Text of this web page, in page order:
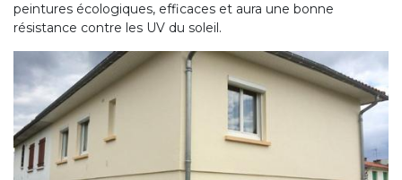
peintures écologiques, efficaces et aura une bonne
résistance contre les UV du soleil.